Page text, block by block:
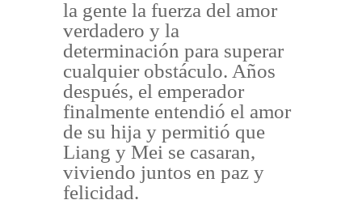
la gente la fuerza del amor
verdadero y la
determinación para superar
cualquier obstáculo. Años
después, el emperador
finalmente entendió el amor
de su hija y permitió que
Liang y Mei se casaran,
viviendo juntos en paz y
felicidad.